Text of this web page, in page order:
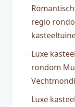
regio
Luxe
rondom
Luxe